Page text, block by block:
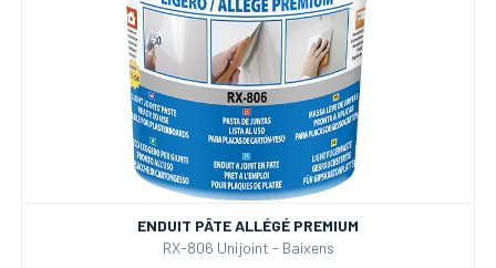
ENDUIT PÂTE ALLÉGÉ PREMIUM
RX-806 Unijoint - Baixens